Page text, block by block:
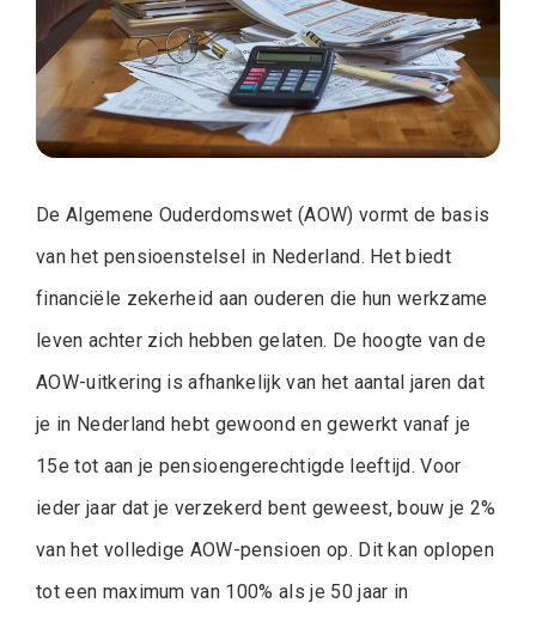
De Algemene Ouderdomswet (AOW) vormt de basis
van het pensioenstelsel in Nederland. Het biedt
financiële zekerheid aan ouderen die hun werkzame
leven achter zich hebben gelaten. De hoogte van de
AOW-uitkering is afhankelijk van het aantal jaren dat
je in Nederland hebt gewoond en gewerkt vanaf je
15e tot aan je pensioengerechtigde leeftijd. Voor
ieder jaar dat je verzekerd bent geweest, bouw je 2%
van het volledige AOW-pensioen op. Dit kan oplopen
tot een maximum van 100% als je 50 jaar in